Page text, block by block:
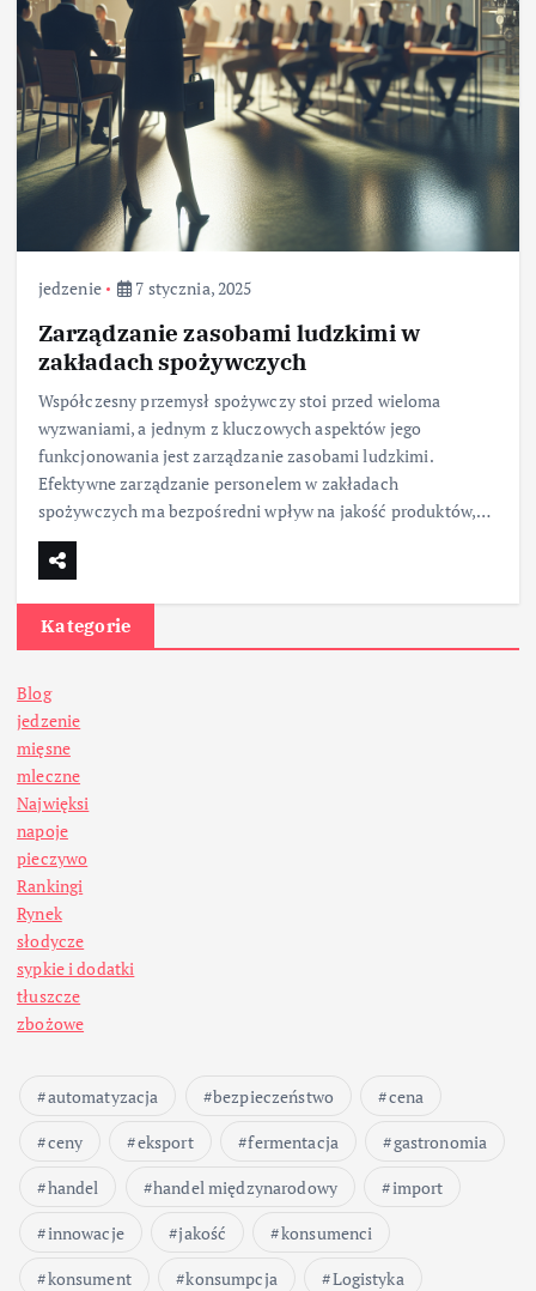
jedzenie 7 stycznia, 2025
Zarządzanie zasobami ludzkimi w
zakładach spożywczych
Współczesny przemysł spożywczy stoi przed wieloma
wyzwaniami, a jednym z kluczowych aspektów jego
funkcjonowania jest zarządzanie zasobami ludzkimi.
Efektywne zarządzanie personelem w zakładach
spożywczych ma bezpośredni wpływ na jakość produktów,…
Kategorie
Blog
jedzenie
mięsne
mleczne
Najwięksi
napoje
pieczywo
Rankingi
Rynek
słodycze
sypkie i dodatki
tłuszcze
zbożowe
automatyzacja bezpieczeństwo
cena
ceny
eksport fermentacja
gastronomia
handel
handel międzynarodowy
import
innowacje
jakość
konsumenci
konsument
konsumpcja
Logistyka